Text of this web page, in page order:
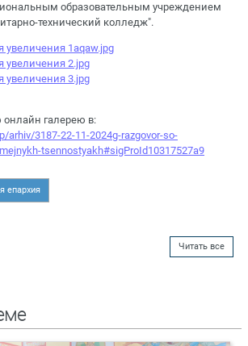
образовательным учреждением
технический колледж".
онлайн галерею в:
arhiv/3187-22-11-2024g-razgovor-so-
tsennostyakh#sigProId10317527a9
епархия
Читать все